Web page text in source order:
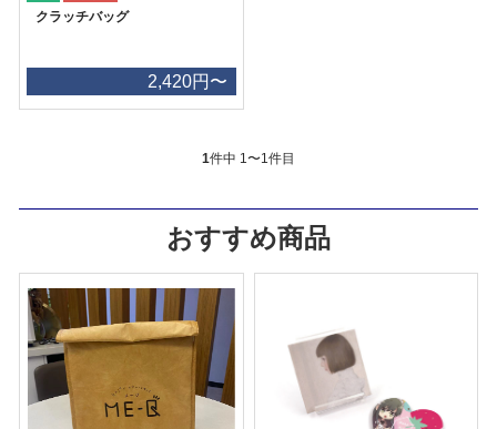
クラッチバッグ
2,420円〜
1件中 1〜1件目
おすすめ商品